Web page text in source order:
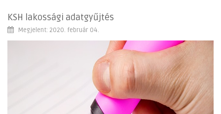
KSH lakossági adatgyűjtés
Megjelent: 2020. február 04.